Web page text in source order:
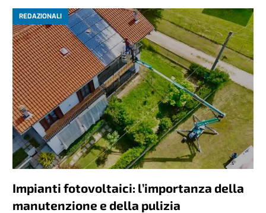
REDAZIONALI
Impianti fotovoltaici: l’importanza della
manutenzione e della pulizia